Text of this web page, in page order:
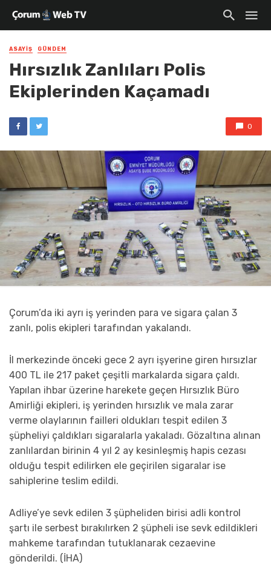
ASAYIŞ GÜNDEM
Hırsızlık Zanlıları Polis
Ekiplerinden Kaçamadı
0
Çorum’da iki ayrı iş yerinden para ve sigara çalan 3
zanlı, polis ekipleri tarafından yakalandı.
İl merkezinde önceki gece 2 ayrı işyerine giren hırsızlar
400 TL ile 217 paket çeşitli markalarda sigara çaldı.
Yapılan ihbar üzerine harekete geçen Hırsızlık Büro
Amirliği ekipleri, iş yerinden hırsızlık ve mala zarar
verme olaylarının failleri oldukları tespit edilen 3
şüpheliyi çaldıkları sigaralarla yakaladı. Gözaltına alınan
zanlılardan birinin 4 yıl 2 ay kesinleşmiş hapis cezası
olduğu tespit edilirken ele geçirilen sigaralar ise
sahiplerine teslim edildi.
Adliye’ye sevk edilen 3 şüpheliden birisi adli kontrol
şartı ile serbest bırakılırken 2 şüpheli ise sevk edildikleri
mahkeme tarafından tutuklanarak cezaevine
gönderildi. (İHA)